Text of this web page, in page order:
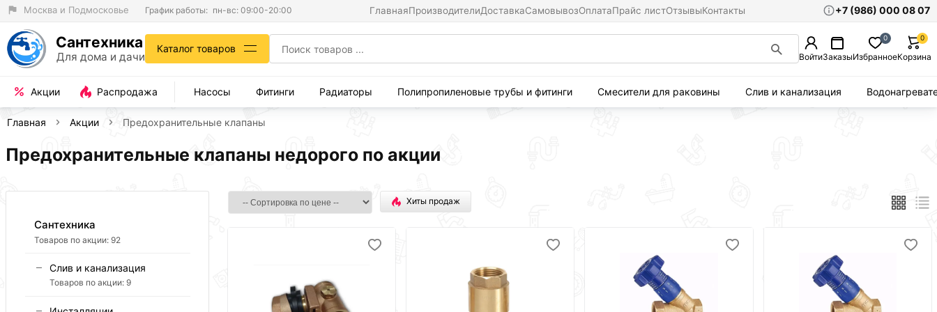
Москва и Подмосковье График работы: пн-вс: 09:00-20:00 ГлавнаяПроизводителиДоставкаСамовывозОплатаПрайс листОтзывыКонтакты +7 (986) 000 08 07
Сантехника
Для дома и дачи
Каталог товаров
ВойтиЗаказыИзбранное
0
Корзина
0
Акции Распродажа Насосы Фитинги Радиаторы Полипропиленовые трубы и фитинги Смесители для раковины Слив и канализация
Главная Акции Предохранительные клапаны
Предохранительные клапаны недорого по акции
Сантехника
Товаров по акции: 92
Слив и канализация
Товаров по акции: 9
Хиты продаж